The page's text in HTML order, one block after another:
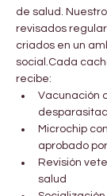
de salud.
revisados
criados en un
social.Cada
recibe:
Vacunación
Microchip
aprobado
Revisión
salud